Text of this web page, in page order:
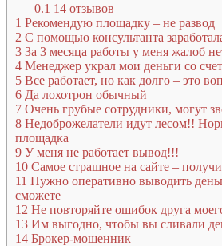
0.1 14 отзывов
1 Рекомендую площадку – не развод
2 С помощью консультанта
3 За 3 месяца работы у меня жалоб
4 Менеджер украл мои деньги со
5 Все работает, но как долго – это
6 Да лохотрон обычный
7 Очень грубые сотрудники, могут
8 Недоброжелатели идут лесом!!
площадка
9 У меня не работает вывод!!!
10 Самое страшное на сайте –
11 Нужно оперативно выводить
сможете
12 Не повторяйте ошибок друга
13 Им выгодно, чтобы вы сливали
14 Брокер-мошенник